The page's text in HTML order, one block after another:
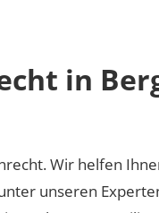
in
Wir helfen
unseren